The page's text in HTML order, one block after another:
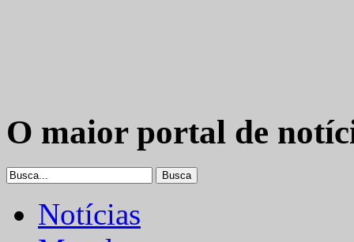
O maior portal de
Notícias